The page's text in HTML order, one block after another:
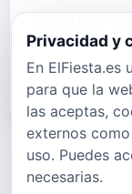
Pop que
gran
Privacidad y
En ElFiesta.es
para que la
las aceptas,
externos
uso. Puedes
necesarias.